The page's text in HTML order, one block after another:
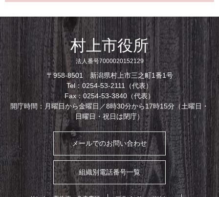
村上市役所
法人番号7000020152129
〒958-8501 新潟県村上市三之町1番1号
Tel：0254-53-2111（代表）
Fax：0254-53-3840（代表）
開庁時間：月曜日から金曜日／8時30分から17時15分（土曜日・
日曜日・祝日は閉庁）
メールでのお問い合わせ
組織別電話番号一覧